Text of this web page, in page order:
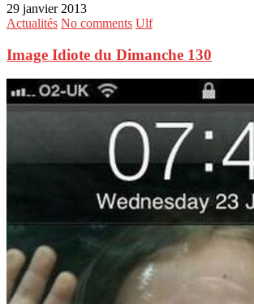
29 janvier 2013
Actualités No comments Ulf
Image Idiote du Dimanche 130